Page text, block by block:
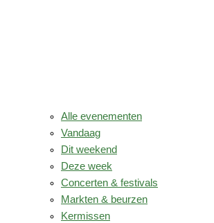
Alle evenementen
Vandaag
Dit weekend
Deze week
Concerten & festivals
Markten & beurzen
Kermissen